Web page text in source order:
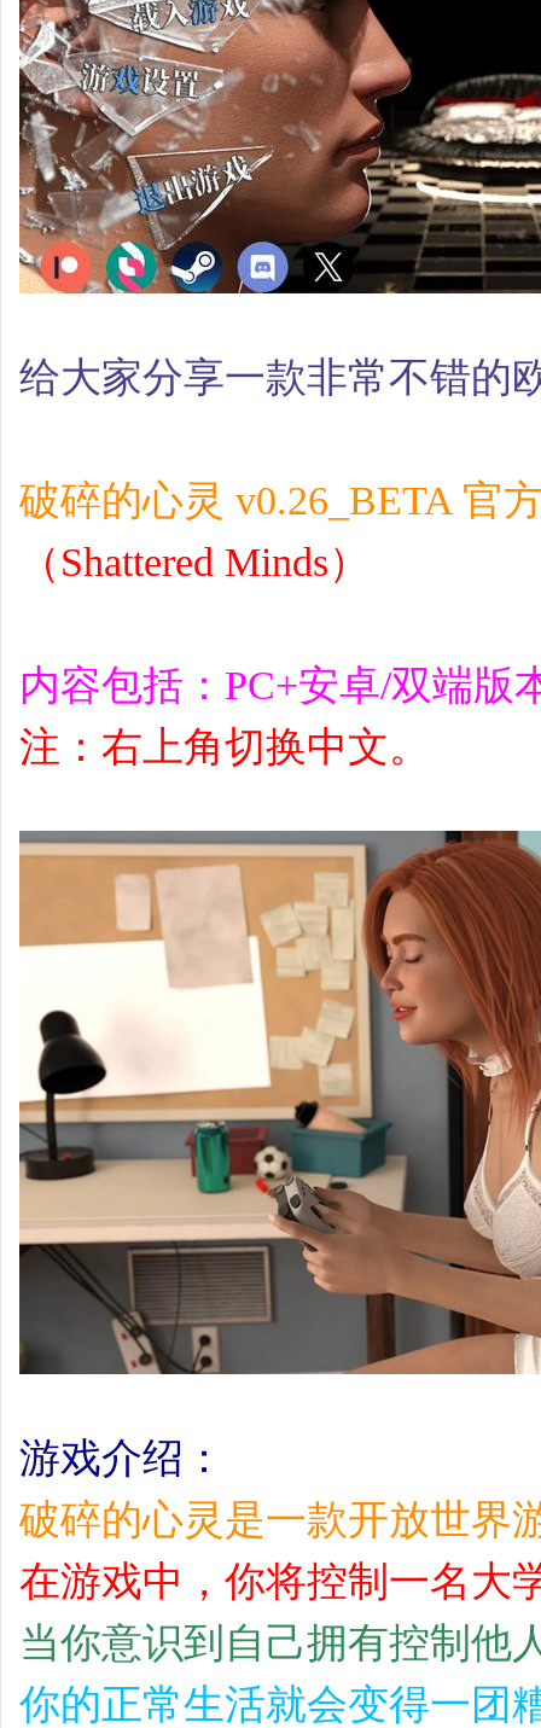
给大家分享一款非常不错的
破碎的心灵 v0.26_BETA 官
（Shattered Minds）
内容包括：PC+安卓/双端版
注：右上角切换中文。
游戏介绍：
破碎的心灵是一款开放世界
在游戏中，你将控制一名大
当你意识到自己拥有控制他
你的正常生活就会变得一团